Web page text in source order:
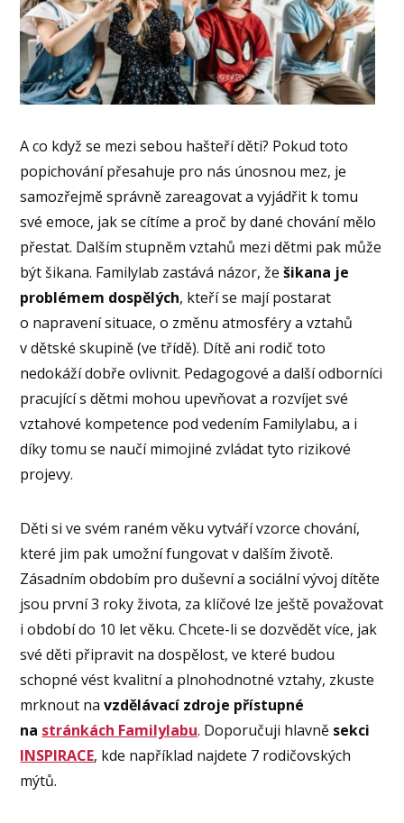
A co když se mezi sebou hašteří děti? Pokud toto
popichování přesahuje pro nás únosnou mez, je
samozřejmě správně zareagovat a vyjádřit k tomu
své emoce, jak se cítíme a proč by dané chování mělo
přestat. Dalším stupněm vztahů mezi dětmi pak může
být šikana. Familylab zastává názor, žešikana je
problémem dospělých, kteří se mají postarat
o napravení situace, o změnu atmosféry a vztahů
v dětské skupině (ve třídě). Dítě ani rodič toto
nedokáží dobře ovlivnit. Pedagogové a další odborníci
pracující s dětmi mohou upevňovat a rozvíjet své
vztahové kompetence pod vedením Familylabu, a i
díky tomu se naučí mimojiné zvládat tyto rizikové
projevy.
Děti si ve svém raném věku vytváří vzorce chování,
které jim pak umožní fungovat v dalším životě.
Zásadním obdobím pro duševní a sociální vývoj dítěte
jsou první 3 roky života, za klíčové lze ještě považovat
i období do 10 let věku. Chcete-li se dozvědět více, jak
své děti připravit na dospělost, ve které budou
schopné vést kvalitní a plnohodnotné vztahy, zkuste
mrknout navzdělávací zdroje přístupné
na stránkách Familylabu. Doporučuji hlavně sekci
INSPIRACE, kde například najdete 7 rodičovských
mýtů.